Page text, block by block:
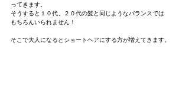
ってきます。
そうすると１０代、２０代の髪と同じようなバランスでは
もちろんいられません！
そこで大人になるとショートヘアにする方が増えてきます。